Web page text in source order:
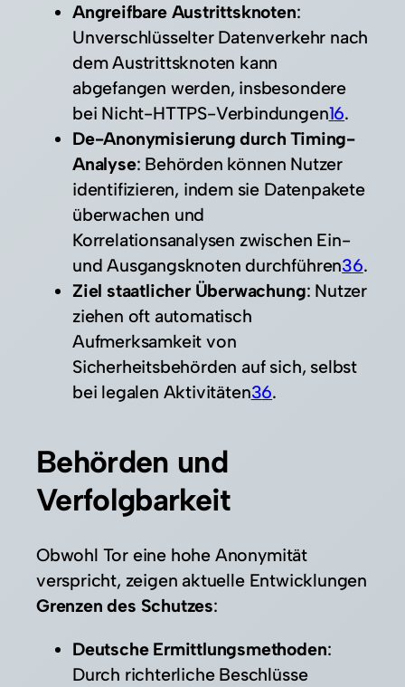
Angreifbare Austrittsknoten:
Unverschlüsselter Datenverkehr nach
dem Austrittsknoten kann
abgefangen werden, insbesondere
bei Nicht-HTTPS-Verbindungen16.
De-Anonymisierung durch Timing-
Analyse: Behörden können Nutzer
identifizieren, indem sie Datenpakete
überwachen und
Korrelationsanalysen zwischen Ein-
und Ausgangsknoten durchführen36.
Ziel staatlicher Überwachung: Nutzer
ziehen oft automatisch
Aufmerksamkeit von
Sicherheitsbehörden auf sich, selbst
bei legalen Aktivitäten36.
Behörden und
Verfolgbarkeit
Obwohl Tor eine hohe Anonymität
verspricht, zeigen aktuelle Entwicklungen
Grenzen des Schutzes:
Deutsche Ermittlungsmethoden:
Durch richterliche Beschlüsse